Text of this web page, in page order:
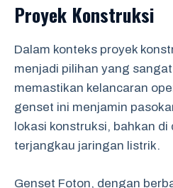
Proyek Konstruksi
Dalam konteks proyek
menjadi pilihan yang
memastikan kelancaran
genset ini menjamin
lokasi konstruksi, bahkan di
terjangkau jaringan listrik.
Genset Foton, dengan